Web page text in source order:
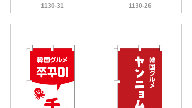
1130-31 1130-26